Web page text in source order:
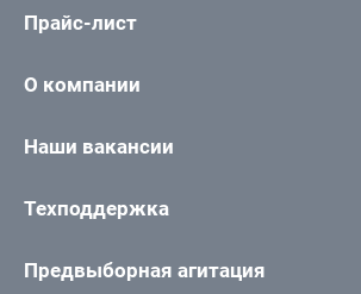
Прайс-лист
О компании
Наши вакансии
Техподдержка
Предвыборная агитация